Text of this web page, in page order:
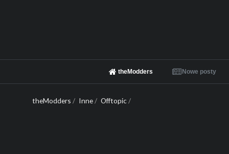
theModders Nowe posty
theModders / Inne/ Offtopic/